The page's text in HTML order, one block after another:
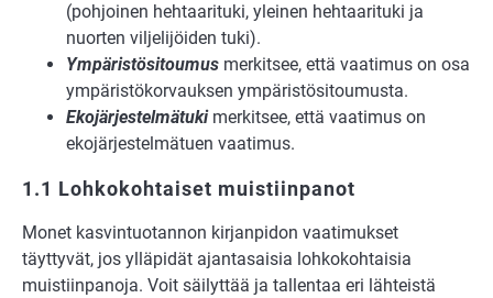
(pohjoinen hehtaarituki, yleinen hehtaarituki ja
nuorten viljelijöiden tuki).
Ympäristösitoumus merkitsee, että vaatimus on osa
ympäristökorvauksen ympäristösitoumusta.
Ekojärjestelmätukimerkitsee, että vaatimus on
ekojärjestelmätuen vaatimus.
1.1 Lohkokohtaiset muistiinpanot
Monet kasvintuotannon kirjanpidon vaatimukset
täyttyvät, jos ylläpidät ajantasaisia lohkokohtaisia
muistiinpanoja. Voit säilyttää ja tallentaa eri lähteistä